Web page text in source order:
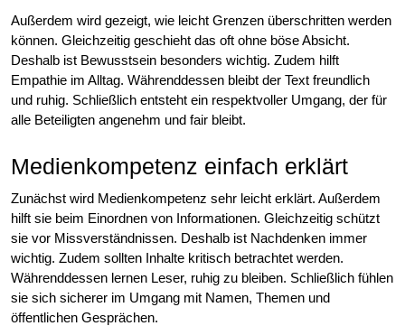
Außerdem wird gezeigt, wie leicht Grenzen überschritten werden
können. Gleichzeitig geschieht das oft ohne böse Absicht.
Deshalb ist Bewusstsein besonders wichtig. Zudem hilft
Empathie im Alltag. Währenddessen bleibt der Text freundlich
und ruhig. Schließlich entsteht ein respektvoller Umgang, der für
alle Beteiligten angenehm und fair bleibt.
Medienkompetenz einfach erklärt
Zunächst wird Medienkompetenz sehr leicht erklärt. Außerdem
hilft sie beim Einordnen von Informationen. Gleichzeitig schützt
sie vor Missverständnissen. Deshalb ist Nachdenken immer
wichtig. Zudem sollten Inhalte kritisch betrachtet werden.
Währenddessen lernen Leser, ruhig zu bleiben. Schließlich fühlen
sie sich sicherer im Umgang mit Namen, Themen und
öffentlichen Gesprächen.